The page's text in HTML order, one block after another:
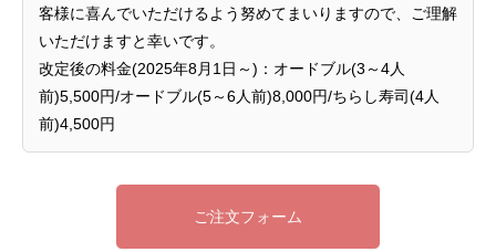
客様に喜んでいただけるよう努めてまいりますので、ご理解
いただけますと幸いです。
改定後の料金(2025年8月1日～)：オードブル(3～4人
前)5,500円/オードブル(5～6人前)8,000円/ちらし寿司(4人
前)4,500円
ご注文フォーム